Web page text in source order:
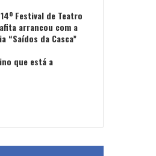
14º Festival de Teatro
arrancou com a
“Saídos da Casca”
que está a